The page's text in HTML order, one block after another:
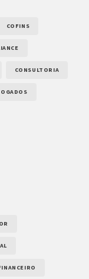
COFINS
CONSULTORIA